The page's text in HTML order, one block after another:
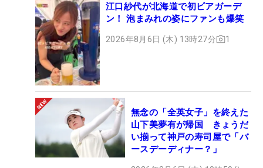
江口紗代が北海道で初ビアガーデ
ン！ 泡まみれの姿にファンも爆笑
2026年8月6日 (木) 13時27分 1
無念の「全英女子」を終えた
山下美夢有が帰国 きょうだ
い揃って神戸の寿司屋で「バ
ースデーディナー？」